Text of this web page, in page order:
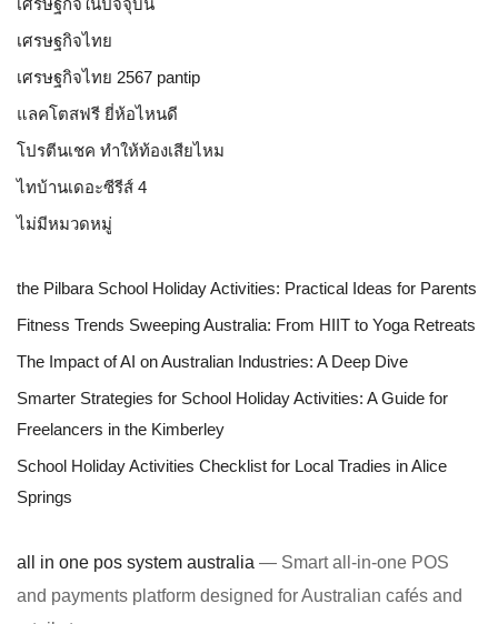
เศรษฐกิจในปัจจุบัน
เศรษฐกิจไทย
เศรษฐกิจไทย 2567 pantip
แลคโตสฟรี ยี่ห้อไหนดี
โปรตีนเชค ทำให้ท้องเสียไหม
ไทบ้านเดอะซีรีส์ 4
ไม่มีหมวดหมู่
the Pilbara School Holiday Activities: Practical Ideas for Parents
Fitness Trends Sweeping Australia: From HIIT to Yoga Retreats
The Impact of AI on Australian Industries: A Deep Dive
Smarter Strategies for School Holiday Activities: A Guide for
Freelancers in the Kimberley
School Holiday Activities Checklist for Local Tradies in Alice
Springs
all in one pos system australia — Smart all-in-one POS
and payments platform designed for Australian cafés and